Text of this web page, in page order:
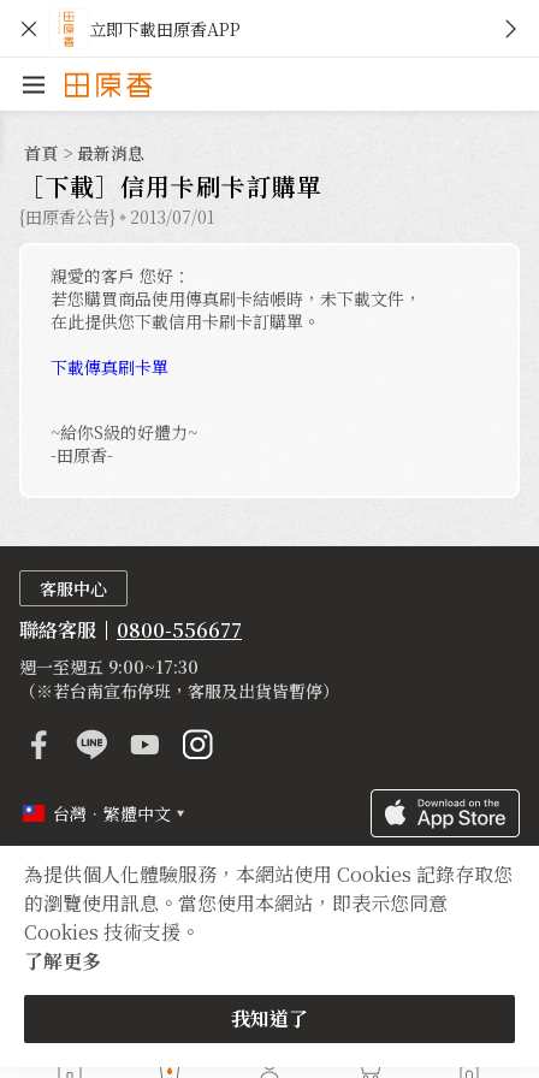
立即下載田原香APP
為提供個人化體驗服務，本網站使用 Cookies 記錄存取您
的瀏覽使用訊息。當您使用本網站，即表示您同意
Cookies 技術支援。
了解更多
我知道了
首頁 > 最新消息
［下載］信用卡刷卡訂購單
{田原香公告} 2013/07/01
親愛的客戶 您好：
若您購買商品使用傳真刷卡結帳時，未下載文件，
在此提供您下載信用卡刷卡訂購單。
下載傳真刷卡單
~給你S級的好體力~
-田原香-
客服中心
聯絡客服 0800-556677
週一至週五 9:00~17:30
（※若台南宣布停班，客服及出貨皆暫停）
台灣．繁體中文
定型化契約 隱私權聲明
登錄字號
Copyright © 2012 TIAN YUAN XIANG All right reserved.